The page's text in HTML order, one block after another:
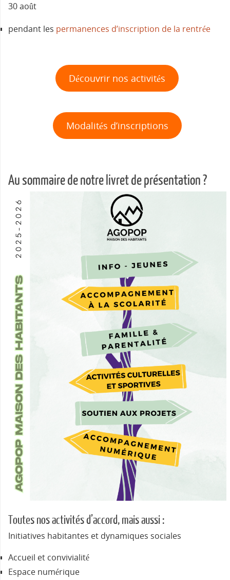
30 août
pendant les permanences d’inscription de la rentrée
Découvrir nos activités
Modalités d’inscriptions
Au sommaire de notre livret de présentation ?
Toutes nos activités d’accord, mais aussi :
Initiatives habitantes et dynamiques sociales
Accueil et convivialité
Espace numérique